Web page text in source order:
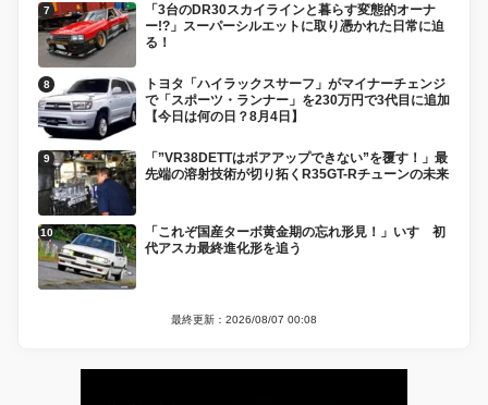
「3台のDR30スカイラインと暮らす変態的オーナ
ー!?」スーパーシルエットに取り憑かれた日常に迫
る！
トヨタ「ハイラックスサーフ」がマイナーチェンジ
で「スポーツ・ランナー」を230万円で3代目に追加
【今日は何の日？8月4日】
「”VR38DETTはボアアップできない”を覆す！」最
先端の溶射技術が切り拓くR35GT-Rチューンの未来
「これぞ国産ターボ黄金期の忘れ形見！」いすゞ初
代アスカ最終進化形を追う
最終更新：2026/08/07 00:08